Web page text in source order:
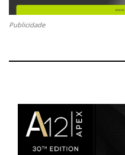
Publicidade